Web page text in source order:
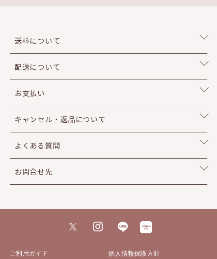
送料について
配送について
お支払い
キャンセル・返品について
よくある質問
お問合せ先
ご利用ガイド 個人情報保護方針